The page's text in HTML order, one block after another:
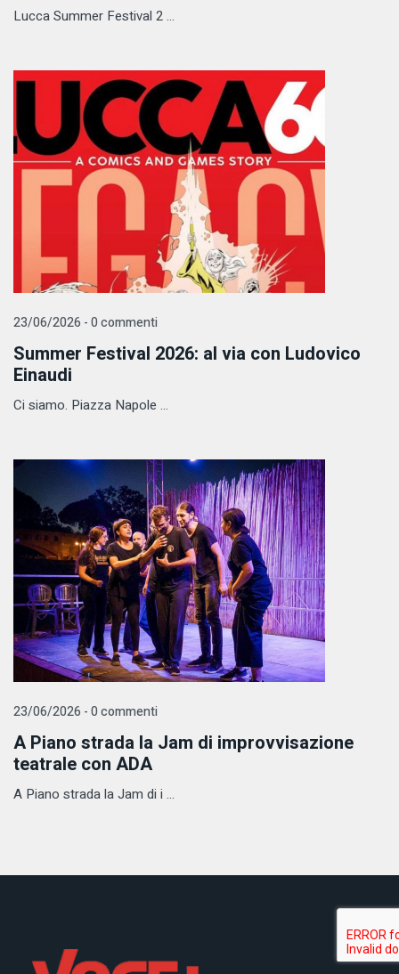
​Lucca Summer Festival 2 ...
23/06/2026 - 0 commenti
Summer Festival 2026: al via con Ludovico
Einaudi
​Ci siamo. Piazza Napole ...
23/06/2026 - 0 commenti
A Piano strada la Jam di improvvisazione
teatrale con ADA
A Piano strada la Jam di i ...